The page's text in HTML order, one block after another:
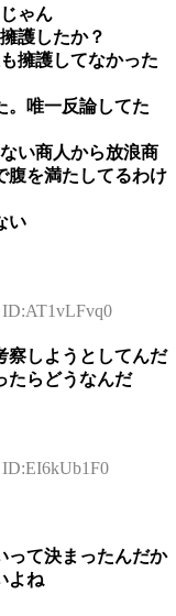
ゃん
護したか？
擁護してなかった
。唯一反論してた
い商人から放浪商
腹を満たしてるわけ
い
ID:AT1vLFvq0
察しようとしてんだ
たらどうなんだ
ID:EI6kUb1F0
って決まったんだか
よね